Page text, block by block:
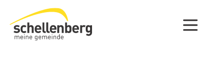
Gemeinde Schellenberg Startseite